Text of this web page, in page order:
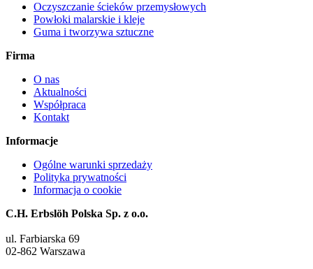
Oczyszczanie ścieków przemysłowych
Powłoki malarskie i kleje
Guma i tworzywa sztuczne
Firma
O nas
Aktualności
Współpraca
Kontakt
Informacje
Ogólne warunki sprzedaży
Polityka prywatności
Informacja o cookie
C.H. Erbslöh Polska Sp. z o.o.
ul. Farbiarska 69
02-862 Warszawa